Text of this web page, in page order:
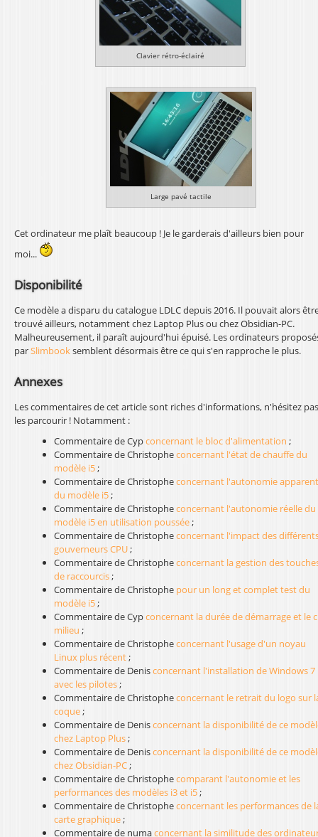
Clavier rétro-éclairé
Large pavé tactile
Cet ordinateur me plaît beaucoup ! Je le garderais d'ailleurs bien pour
moi...
Disponibilité
Ce modèle a disparu du catalogue LDLC depuis 2016. Il pouvait alors
trouvé ailleurs, notamment chez Laptop Plus ou chez Obsidian-PC.
Malheureusement, il paraît aujourd'hui épuisé. Les ordinateurs
parSlimbooksemblent désormais être ce qui s'en rapproche le plus.
Annexes
Les commentaires de cet article sont riches d'informations, n'hésitez
les parcourir ! Notamment :
Commentaire de Cypconcernant le bloc d'alimentation ;
Commentaire de Christopheconcernant l'état de chauffe du
modèle i5;
Commentaire de Christopheconcernant l'autonomie
du modèle i5;
Commentaire de Christopheconcernant l'autonomie réelle du
modèle i5 en utilisation poussée;
Commentaire de Christopheconcernant l'impact des
gouverneurs CPU;
Commentaire de Christopheconcernant la gestion des
de raccourcis;
Commentaire de Christophe pour un long et complet test du
modèle i5;
Commentaire de Cypconcernant la durée de démarrage et le
milieu ;
Commentaire de Christopheconcernant l'usage d'un noyau
Linux plus récent;
Commentaire de Denisconcernant l'installation de Windows 7
avec les pilotes;
Commentaire de Christopheconcernant le retrait du logo sur
coque;
Commentaire de Denisconcernant la disponibilité de ce
chez Laptop Plus;
Commentaire de Denisconcernant la disponibilité de ce
chez Obsidian-PC;
Commentaire de Christophecomparant l'autonomie et les
performances des modèles i3 et i5;
Commentaire de Christopheconcernant les performances de
carte graphique;
Commentaire de numaconcernant la similitude des